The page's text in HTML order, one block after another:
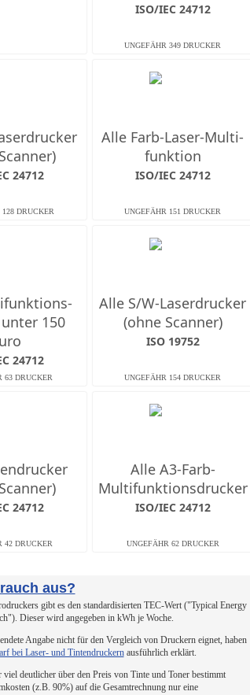
ISO/IEC 24712
24712
Alle Farb-Laser-Multi­
funktion
ISO/IEC 24712
150
24712
Alle S/W-Laserdrucker
(ohne Scanner)
ISO 19752
24712
Alle A3-Farb-
Multifunktionsdrucker
ISO/IEC 24712
aus?
gibt es den standardisierten TEC-Wert ("Typical Energy
Dieser wird angegeben in kWh je Woche.
Angabe nicht für den Vergleich von Druckern eignet, haben
bei Laser- und Tintendruckernausführlich erklärt.
deutlicher über den Preis von Tinte und Toner bestimmt
(z.B. 90%) auf die Gesamtrechnung nur eine